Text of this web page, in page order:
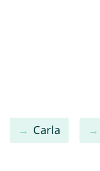
Carla